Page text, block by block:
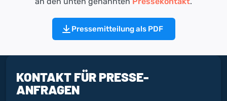
Pressemitteilung als PDF
KONTAKT FÜR PRESSE-
ANFRAGEN